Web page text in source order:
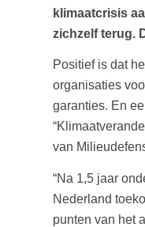
klimaatcrisis
zichzelf terug.
Positief is dat
organisaties
garanties. En
van
“Na 1,5 jaar
Nederland
punten van het